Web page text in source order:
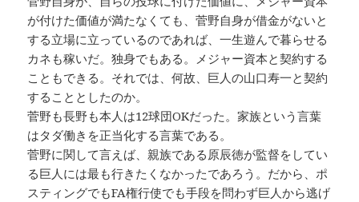
が付けた価値が満たなくても、菅野自身が借金がないと
する立場に立っているのであれば、一生遊んで暮らせる
カネも稼いだ。独身でもある。メジャー資本と契約する
こともできる。それでは、何故、巨人の山口寿一と契約
することとしたのか。
菅野も長野も本人は12球団OKだった。家族という言葉
はタダ働きを正当化する言葉である。
菅野に関して言えば、親族である原辰徳が監督をしてい
る巨人には最も行きたくなかったであろう。だから、ポ
スティングでもFA権行使でも手段を問わず巨人から逃げ